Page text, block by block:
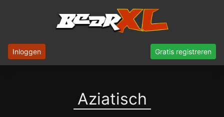
Inloggen Gratis registreren
Aziatisch